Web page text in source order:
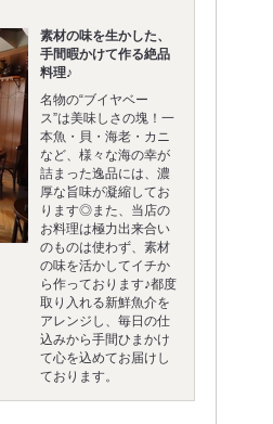
素材の味を生かした、
手間暇かけて作る絶品
料理♪
名物の“ブイヤベー
ス”は美味しさの塊！一
本魚・貝・海老・カニ
など、様々な海の幸が
詰まった逸品には、濃
厚な旨味が凝縮してお
ります◎また、当店の
お料理は極力出来合い
のものは使わず、素材
の味を活かしてイチか
ら作っております♪都度
取り入れる新鮮魚介を
アレンジし、毎日の仕
込みから手間ひまかけ
て心を込めてお届けし
ております。